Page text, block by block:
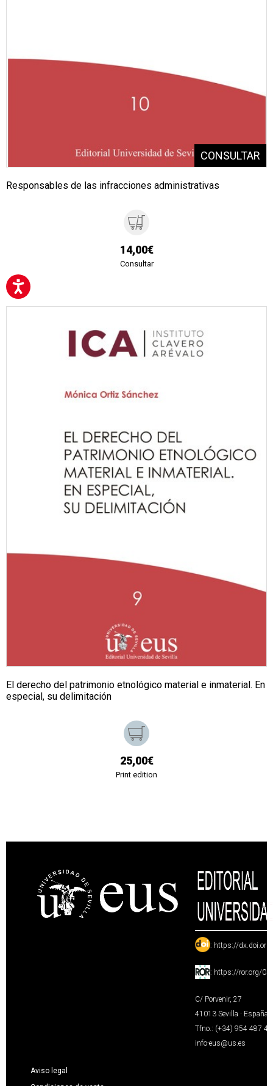
Responsables de las infracciones administrativas
14,00€
Consultar
El derecho del patrimonio etnológico material e inmaterial. En
especial, su delimitación
25,00€
Print edition
: https://
: https://ror.org/
C/ Porvenir, 27
41013 Sevilla · España
Tfno.: (+34) 954 487
info-eus@us.es
Aviso legal